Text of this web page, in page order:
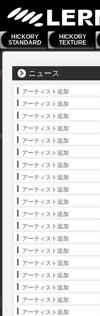
HICKORY
STANDARD
HICKORY
TEXTURE
ニュース
アーティスト追加
アーティスト追加
アーティスト追加
アーティスト追加
アーティスト追加
アーティスト追加
アーティスト追加
アーティスト追加
アーティスト追加
アーティスト追加
アーティスト追加
アーティスト追加
アーティスト追加
アーティスト追加
アーティスト追加
アーティスト追加
アーティスト追加
アーティスト追加
アーティスト追加